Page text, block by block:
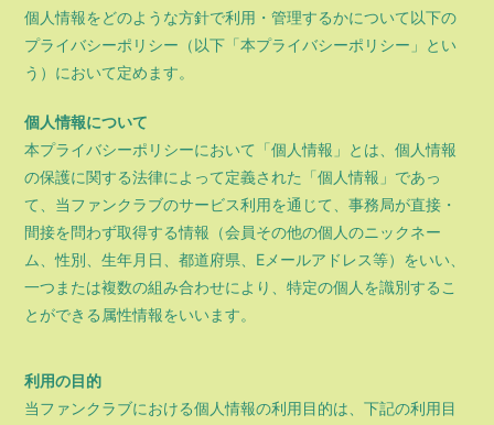
会員登録
個人情報をどのような方針で利用・管理するかについて以下の
プライバシーポリシー（以下「本プライバシーポリシー」とい
う）において定めます。
個人情報について
本プライバシーポリシーにおいて「個人情報」とは、個人情報
の保護に関する法律によって定義された「個人情報」であっ
て、当ファンクラブのサービス利用を通じて、事務局が直接・
間接を問わず取得する情報（会員その他の個人のニックネー
ム、性別、生年月日、都道府県、Eメールアドレス等）をいい、
一つまたは複数の組み合わせにより、特定の個人を識別するこ
とができる属性情報をいいます。
利用の目的
当ファンクラブにおける個人情報の利用目的は、下記の利用目